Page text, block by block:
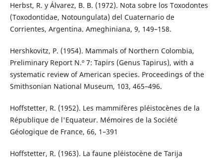
Herbst, R. y Álvarez, B. B. (1972). Nota sobre los Toxodontes
(Toxodontidae, Notoungulata) del Cuaternario de
Corrientes, Argentina. Ameghiniana, 9, 149–158.
Hershkovitz, P. (1954). Mammals of Northern Colombia,
Preliminary Report N.º 7: Tapirs (Genus Tapirus), with a
systematic review of American species. Proceedings of the
Smithsonian National Museum, 103, 465–496.
Hoffstetter, R. (1952). Les mammifères pléistocènes de la
République de l'Equateur. Mémoires de la Société
Géologique de France, 66, 1–391
Hoffstetter, R. (1963). La faune pléistocène de Tarija